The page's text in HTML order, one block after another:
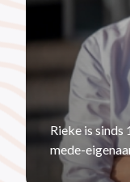
Rieke is
mede-